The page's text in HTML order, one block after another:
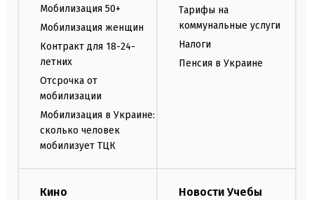
Мобилизация 50+
Мобилизация женщин
Контракт для 18-24-
летних
Отсрочка от
мобилизации
Мобилизация в Украине:
сколько человек
мобилизует ТЦК
Тарифы на
коммунальные услуги
Налоги
Пенсия в Украине
Кино Новости Учебы